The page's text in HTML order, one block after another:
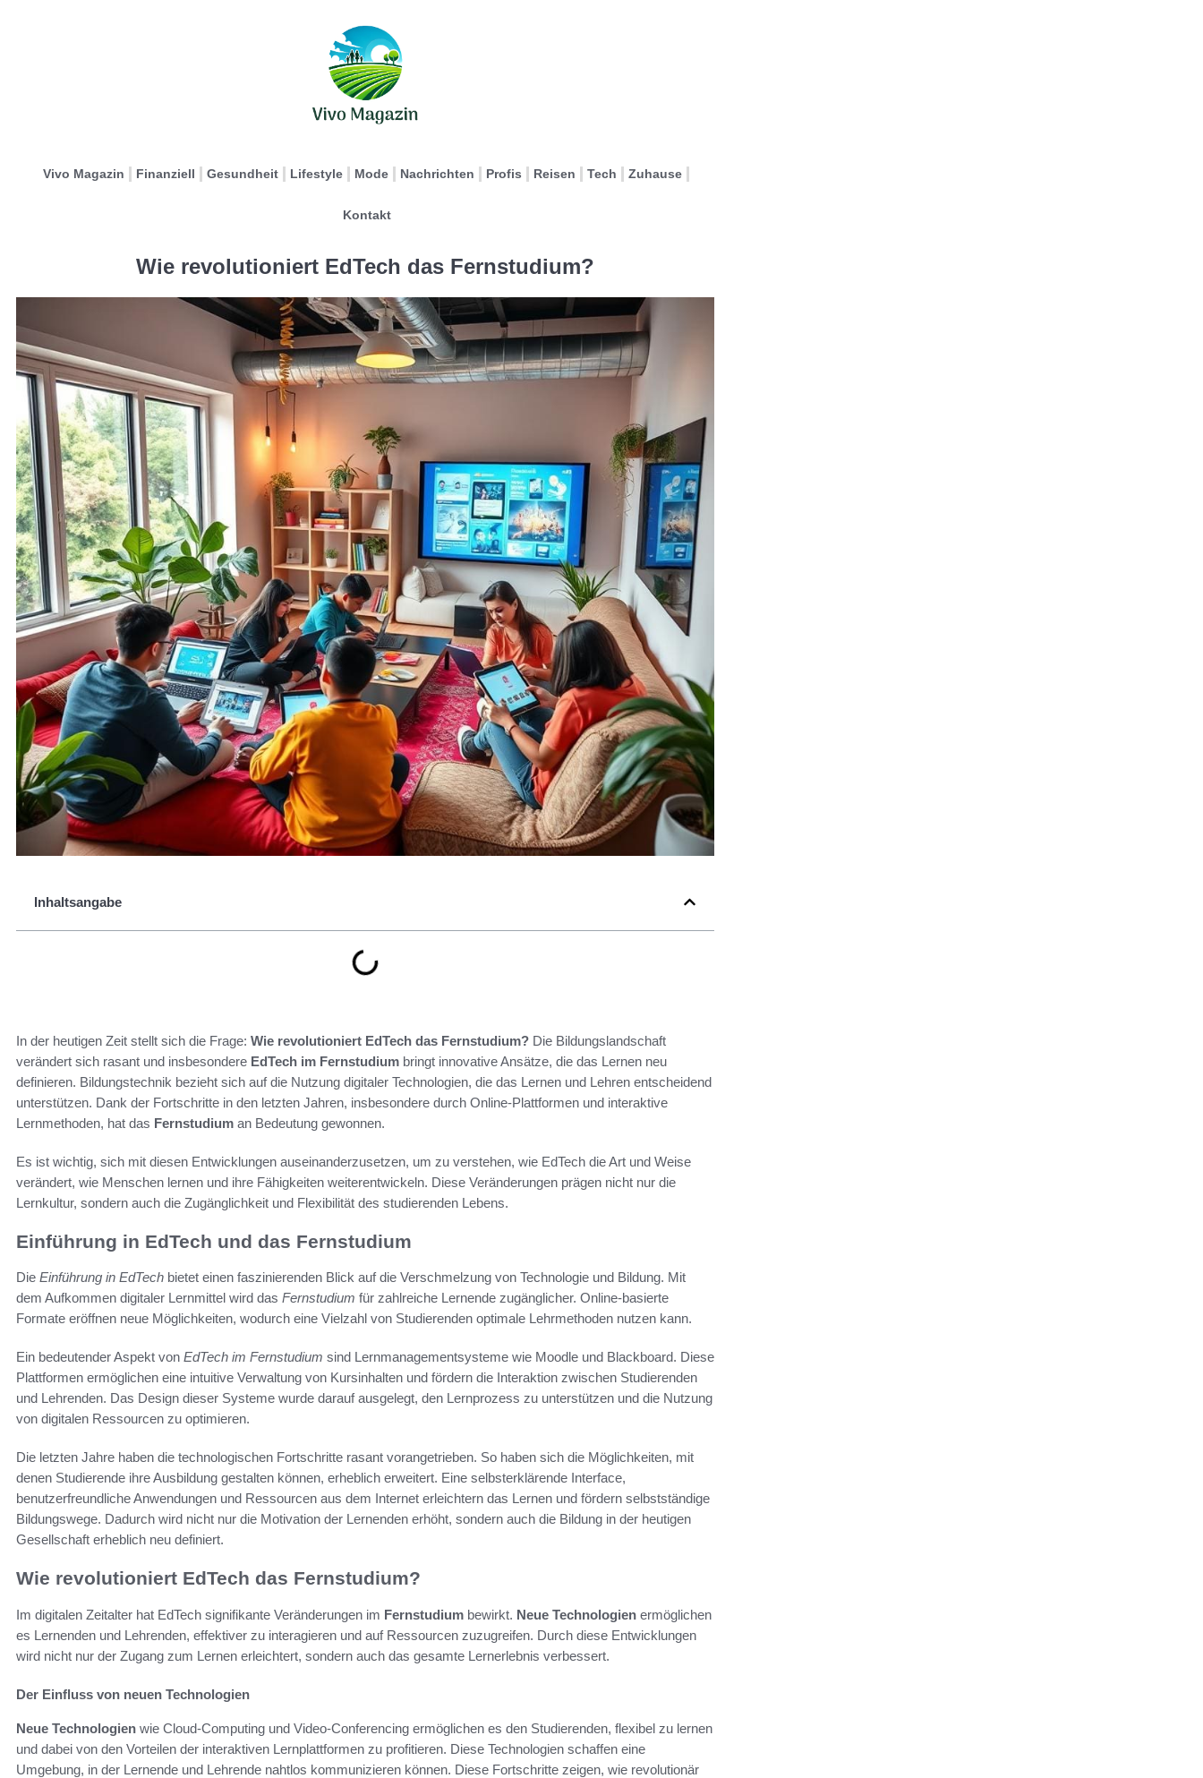
Vivo Magazin Finanziell Gesundheit Lifestyle Mode Nachrichten Profis Reisen Tech Zuhause
Kontakt
Wie revolutioniert EdTech das Fernstudium?
Inhaltsangabe
In der heutigen Zeit stellt sich die Frage: Wie revolutioniert EdTech das Fernstudium? Die Bildungslandschaft
verändert sich rasant und insbesondere EdTech im Fernstudium bringt innovative Ansätze, die das Lernen neu
definieren. Bildungstechnik bezieht sich auf die Nutzung digitaler Technologien, die das Lernen und Lehren entscheidend
unterstützen. Dank der Fortschritte in den letzten Jahren, insbesondere durch Online-Plattformen und interaktive
Lernmethoden, hat das Fernstudium an Bedeutung gewonnen.
Es ist wichtig, sich mit diesen Entwicklungen auseinanderzusetzen, um zu verstehen, wie EdTech die Art und Weise
verändert, wie Menschen lernen und ihre Fähigkeiten weiterentwickeln. Diese Veränderungen prägen nicht nur die
Lernkultur, sondern auch die Zugänglichkeit und Flexibilität des studierenden Lebens.
Einführung in EdTech und das Fernstudium
Die Einführung in EdTech bietet einen faszinierenden Blick auf die Verschmelzung von Technologie und Bildung. Mit
dem Aufkommen digitaler Lernmittel wird das Fernstudium für zahlreiche Lernende zugänglicher. Online-basierte
Formate eröffnen neue Möglichkeiten, wodurch eine Vielzahl von Studierenden optimale Lehrmethoden nutzen kann.
Ein bedeutender Aspekt von EdTech im Fernstudium sind Lernmanagementsysteme wie Moodle und Blackboard. Diese
Plattformen ermöglichen eine intuitive Verwaltung von Kursinhalten und fördern die Interaktion zwischen Studierenden
und Lehrenden. Das Design dieser Systeme wurde darauf ausgelegt, den Lernprozess zu unterstützen und die Nutzung
von digitalen Ressourcen zu optimieren.
Die letzten Jahre haben die technologischen Fortschritte rasant vorangetrieben. So haben sich die Möglichkeiten, mit
denen Studierende ihre Ausbildung gestalten können, erheblich erweitert. Eine selbsterklärende Interface,
benutzerfreundliche Anwendungen und Ressourcen aus dem Internet erleichtern das Lernen und fördern selbstständige
Bildungswege. Dadurch wird nicht nur die Motivation der Lernenden erhöht, sondern auch die Bildung in der heutigen
Gesellschaft erheblich neu definiert.
Wie revolutioniert EdTech das Fernstudium?
Im digitalen Zeitalter hat EdTech signifikante Veränderungen im Fernstudium bewirkt. Neue Technologien ermöglichen
es Lernenden und Lehrenden, effektiver zu interagieren und auf Ressourcen zuzugreifen. Durch diese Entwicklungen
wird nicht nur der Zugang zum Lernen erleichtert, sondern auch das gesamte Lernerlebnis verbessert.
Der Einfluss von neuen Technologien
Neue Technologien wie Cloud-Computing und Video-Conferencing ermöglichen es den Studierenden, flexibel zu lernen
und dabei von den Vorteilen der interaktiven Lernplattformen zu profitieren. Diese Technologien schaffen eine
Umgebung, in der Lernende und Lehrende nahtlos kommunizieren können. Diese Fortschritte zeigen, wie revolutionär